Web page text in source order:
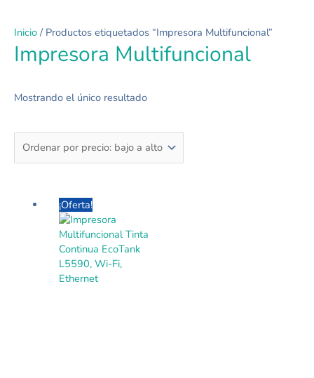
Inicio / Productos etiquetados “Impresora Multifuncional”
Impresora Multifuncional
Mostrando el único resultado
¡Oferta!
El
precio
original
era:
$349.000.
precio
actual
es:
$290.000.